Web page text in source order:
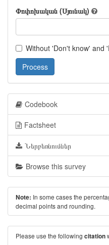
Փոփոխական (Սյունակ)
Without 'Don't know' and
Process
Codebook
Factsheet
Ներբեռնումներ
Browse this survey
Note: In some cases the
decimal points and rounding.
Please use the following citation